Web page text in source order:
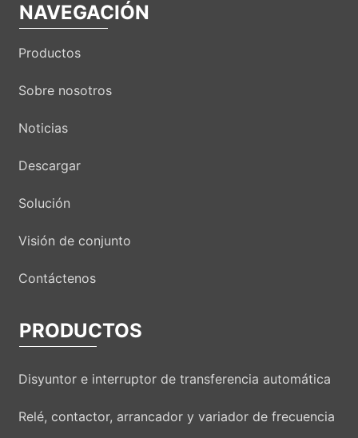
NAVEGACIÓN
Productos
Sobre nosotros
Noticias
Descargar
Solución
Visión de conjunto
Contáctenos
PRODUCTOS
Disyuntor e interruptor de transferencia automática
Relé, contactor, arrancador y variador de frecuencia